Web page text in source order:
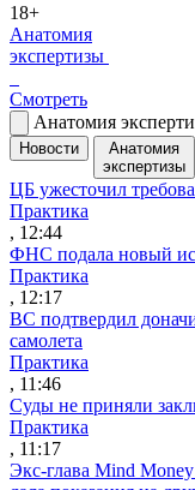
18+
Анатомия
экспертизы
Смотреть
Анатомия
Новости
Анатомия
экспертизы
ЦБ ужесточил
Практика
, 12:44
ФНС подала новый
Практика
, 12:17
ВС подтвердил
самолета
Практика
, 11:46
Суды не приняли
Практика
, 11:17
Экс-глава Mind